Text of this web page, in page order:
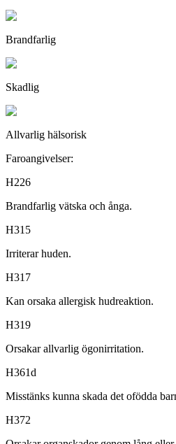
Brandfarlig
Skadlig
Allvarlig hälsorisk
Faroangivelser:
H226
Brandfarlig vätska och ånga.
H315
Irriterar huden.
H317
Kan orsaka allergisk hudreaktion.
H319
Orsakar allvarlig ögonirritation.
H361d
Misstänks kunna skada det ofödda
H372